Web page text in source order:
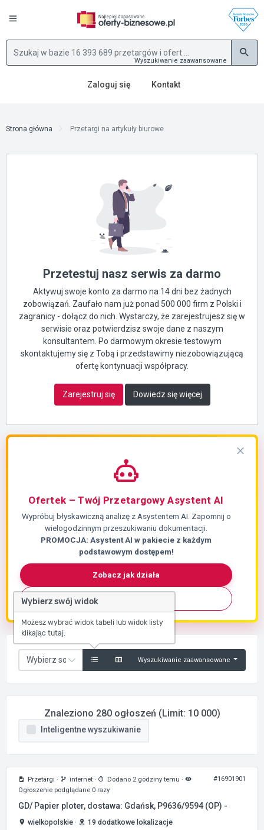
Wyszukiwanie zaawansowane
Zaloguj się Kontakt
Strona główna Przetargi na artykuły biurowe
Przetestuj nasz serwis za darmo
Aktywuj swoje konto za darmo na 14 dni bez żadnych
zobowiązań. Zaufało nam już ponad 500 000 firm z Polski i
zagranicy - dołącz do nich. Wystarczy, że zarejestrujesz się w
serwisie oraz potwierdzisz swoje dane z naszym
konsultantem. Po darmowym okresie testowym
skontaktujemy się z Tobą i przedstawimy niezobowiązującą
ofertę kontynuacji współpracy.
Zarejestruj się Dowiedz się więcej
Ofertek – Twój Przetargowy Asystent AI
Wypróbuj błyskawiczną analizę z Asystentem AI. Zapomnij o
wielogodzinnym przeszukiwaniu dokumentacji.
PROMOCJA: Asystent AI w pakiecie z każdym
podstawowym dostępem!
Zobacz jak działa
Wyszukiwanie zaawansowane
Znaleziono 280 ogłoszeń (Limit: 10 000)
Inteligentne wyszukiwanie
Przetargi · internet · Dodano 2 godziny temu ·
Ogłoszenie podglądane 0 razy
#16901901
GD/ Papier ploter, dostawa: Gdańsk, P9636/9594 (OP) -
wielkopolskie · 19 dodatkowe lokalizacje
Wybierz swój widok
Możesz wybrać widok tabeli lub widok listy
klikając tutaj.